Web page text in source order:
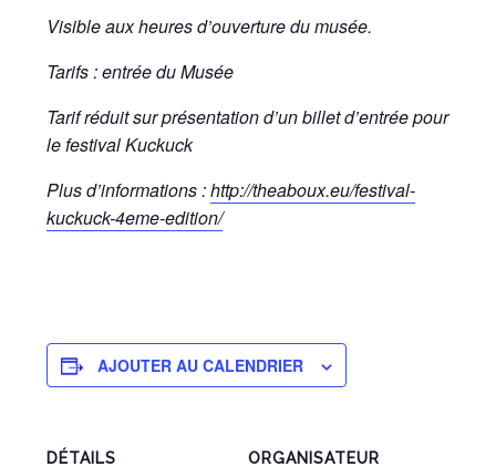
Visible aux heures d’ouverture du musée.
Tarifs : entrée du Musée
Tarif réduit sur présentation d’un billet d’entrée pour
le festival Kuckuck
Plus d’informations :http://theaboux.eu/festival-
kuckuck-4eme-edition/
AJOUTER AU CALENDRIER
DÉTAILS ORGANISATEUR